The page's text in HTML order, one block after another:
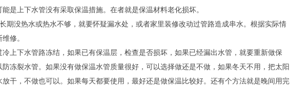
能是上下水管没有采取保温措施。在者就是保温材料老化损坏。
期没热水或热水不够，就要怀疑漏水处，或者家里装修改动过管路造成串水。根据实际情
修。
冷上下水管路冻结，如果已有保温层，检查是否损坏，如果已经漏出水管，就要重新做保
防冻裂水管。如果没有做保温水管质量很好，可以选择做还是不做，如果冬天不用，把太阳
放干，不做也可以。如果每天都要使用，最好还是做保温比较好。还有个方法就是晚间用完